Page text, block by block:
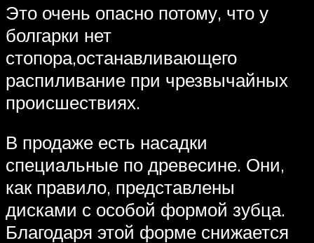
Это очень опасно потому, что у
болгарки нет
стопора,останавливающего
распиливание при чрезвычайных
происшествиях.
В продаже есть насадки
специальные по древесине. Они,
как правило, представлены
дисками с особой формой зубца.
Благодаря этой форме снижается